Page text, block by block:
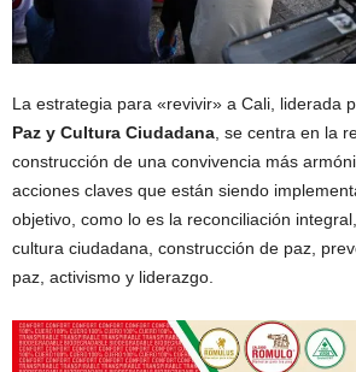
La estrategia para «revivir» a Cali, liderada
Paz y Cultura Ciudadana, se centra en la
construcción de una convivencia más
acciones claves que están siendo
objetivo, como lo es la reconciliación
cultura ciudadana, construcción de paz,
paz, activismo y liderazgo.